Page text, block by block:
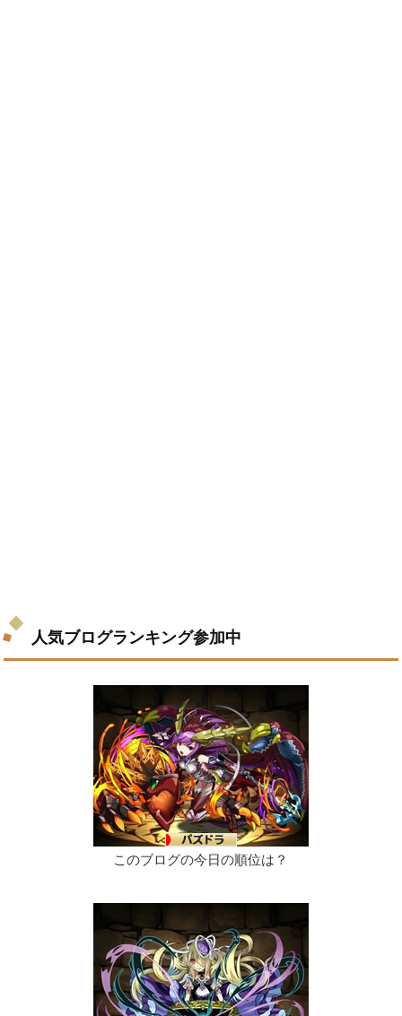
人気ブログランキング参加中
このブログの今日の順位は？